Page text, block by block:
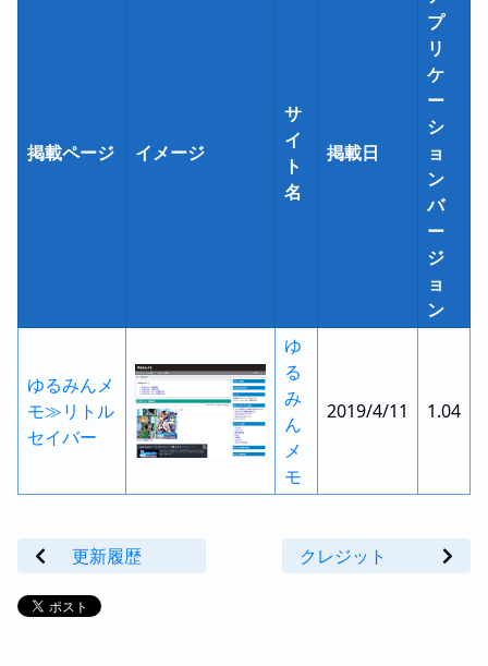
掲載ページ イメージ
サ
イ
ト
名
掲載日
プ
リ
ケ
ー
シ
ョ
ン
バ
ー
ジ
ョ
ン
ゆるみんメ
モ≫リトル
セイバー
ゆ
る
み
ん
メ
モ
2019/4/11 1.04
更新履歴 クレジット